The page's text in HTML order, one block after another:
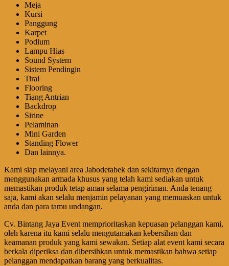
Meja
Kursi
Panggung
Karpet
Podium
Lampu Hias
Sound System
Sistem Pendingin
Tirai
Flooring
Tiang Antrian
Backdrop
Sirine
Pelaminan
Mini Garden
Standing Flower
Dan lainnya.
Kami siap melayani area Jabodetabek dan sekitarnya dengan
menggunakan armada khusus yang telah kami sediakan untuk
memastikan produk tetap aman selama pengiriman. Anda tenang
saja, kami akan selalu menjamin pelayanan yang memuaskan untuk
anda dan para tamu undangan.
Cv. Bintang Jaya Event memprioritaskan kepuasan pelanggan kami,
oleh karena itu kami selalu mengutamakan kebersihan dan
keamanan produk yang kami sewakan. Setiap alat event kami secara
berkala diperiksa dan dibersihkan untuk memastikan bahwa setiap
pelanggan mendapatkan barang yang berkualitas.